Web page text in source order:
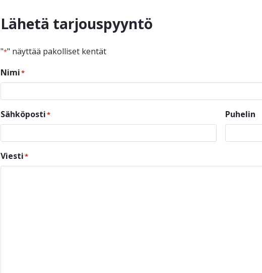
Lähetä tarjouspyyntö
"*" näyttää pakolliset kentät
Nimi*
Sähköposti* Puhelin
Viesti*